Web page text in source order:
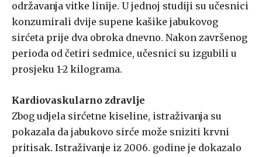
održavanja vitke linije. U jednoj studiji su učesnici
konzumirali dvije supene kašike jabukovog
sirćeta prije dva obroka dnevno. Nakon završenog
perioda od četiri sedmice, učesnici su izgubili u
prosjeku 1-2 kilograma.
Kardiovaskularno zdravlje
Zbog udjela sirćetne kiseline, istraživanja su
pokazala da jabukovo sirće može sniziti krvni
pritisak. Istraživanje iz 2006. godine je dokazalo